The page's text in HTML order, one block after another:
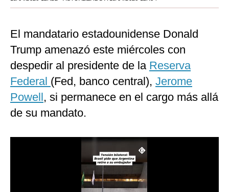
Videos
Fotogalerías
El mandatario estadounidense Donald
Trump amenazó este miércoles con
despedir al presidente de la Reserva
Federal (Fed, banco central), Jerome
Powell, si permanece en el cargo más allá
de su mandato.